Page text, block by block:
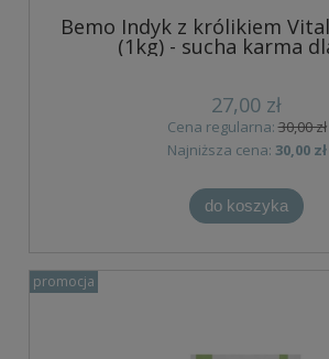
Bemo Indyk z królikiem
(1kg) - sucha karma
27,00 zł
Cena regularna:30,00 zł
Najniższa cena: 30,00 zł
do koszyka
promocja